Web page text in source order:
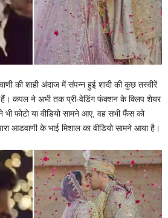
की शाही अंदाज में संपन्न हुई शादी की कुछ तस्वीरें
हैं। कपल ने अभी तक प्री-वेडिंग फंक्शन के क्लिप शेयर
फोटो या वीडियो सामने आए, वह सभी फैंस को
आडवाणी के भाई मिशाल का वीडियो सामने आया है।